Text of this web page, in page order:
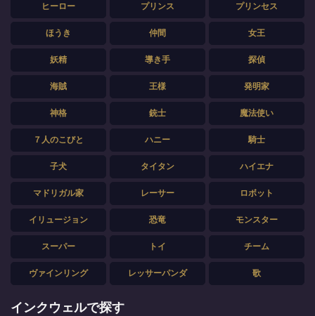
ヒーロー プリンス プリンセス
ほうき 仲間 女王
妖精 導き手 探偵
海賊 王様 発明家
神格 銃士 魔法使い
７人のこびと ハニー 騎士
子犬 タイタン ハイエナ
マドリガル家 レーサー ロボット
イリュージョン 恐竜 モンスター
スーパー トイ チーム
ヴァインリング レッサーパンダ 歌
インクウェルで探す